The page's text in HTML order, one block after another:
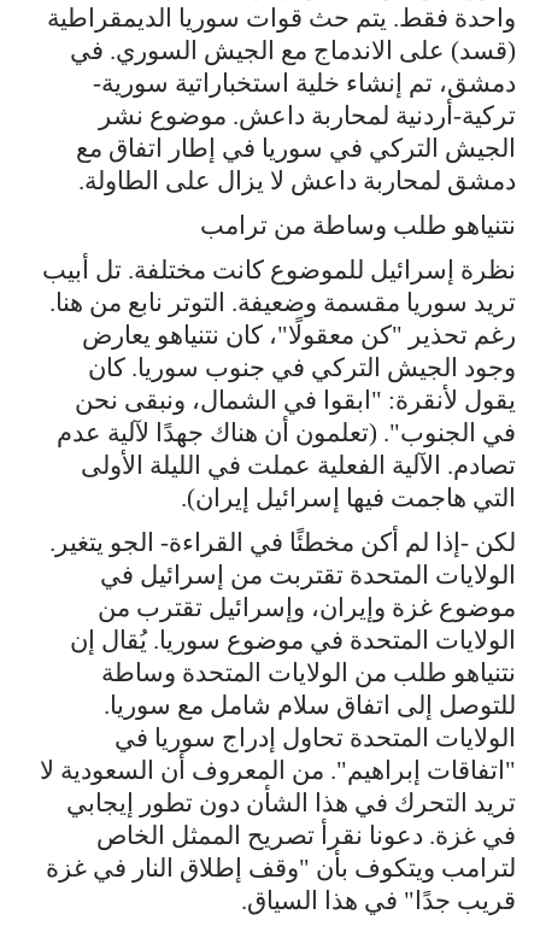
واحدة فقط. يتم حث قوات سوريا الديمقراطية
(قسد) على الاندماج مع الجيش السوري. في
دمشق، تم إنشاء خلية استخباراتية سورية-
تركية-أردنية لمحاربة داعش. موضوع نشر
الجيش التركي في سوريا في إطار اتفاق مع
دمشق لمحاربة داعش لا يزال على الطاولة.
نتنياهو طلب وساطة من ترامب
نظرة إسرائيل للموضوع كانت مختلفة. تل أبيب
تريد سوريا مقسمة وضعيفة. التوتر نابع من هنا.
رغم تحذير "كن معقولًا"، كان نتنياهو يعارض
وجود الجيش التركي في جنوب سوريا. كان
يقول لأنقرة: "ابقوا في الشمال، ونبقى نحن
في الجنوب". (تعلمون أن هناك جهدًا لآلية عدم
تصادم. الآلية الفعلية عملت في الليلة الأولى
التي هاجمت فيها إسرائيل إيران).
لكن -إذا لم أكن مخطئًا في القراءة- الجو يتغير.
الولايات المتحدة تقتربت من إسرائيل في
موضوع غزة وإيران، وإسرائيل تقترب من
الولايات المتحدة في موضوع سوريا. يُقال إن
نتنياهو طلب من الولايات المتحدة وساطة
للتوصل إلى اتفاق سلام شامل مع سوريا.
الولايات المتحدة تحاول إدراج سوريا في
"اتفاقات إبراهيم". من المعروف أن السعودية لا
تريد التحرك في هذا الشأن دون تطور إيجابي
في غزة. دعونا نقرأ تصريح الممثل الخاص
لترامب ويتكوف بأن "وقف إطلاق النار في غزة
قريب جدًا" في هذا السياق.